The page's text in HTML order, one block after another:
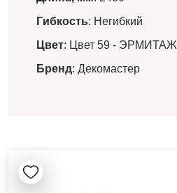
Гибкость: Негибкий
Цвет: Цвет 59 - ЭРМИТАЖ
Бренд: Декомастер